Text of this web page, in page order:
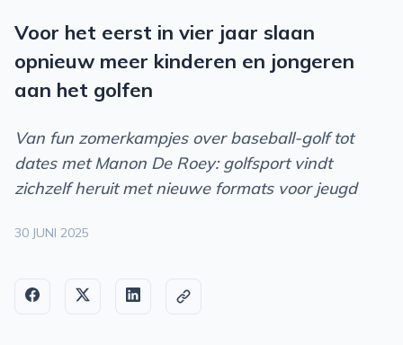
S
O
R
T
Voor het eerst in vier jaar slaan
opnieuw meer kinderen en jongeren
aan het golfen
Van fun zomerkampjes over baseball-golf tot
dates met Manon De Roey: golfsport vindt
zichzelf heruit met nieuwe formats voor jeugd
30 JUNI 2025